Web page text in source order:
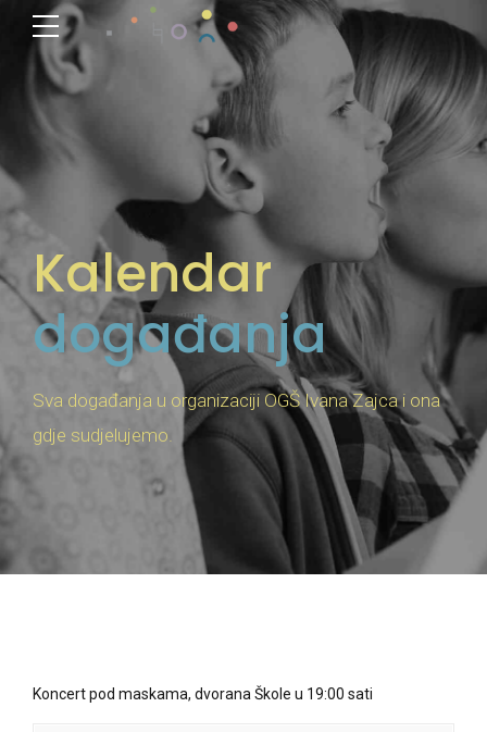
Kalendar
događanja
Sva događanja u organizaciji OGŠ Ivana Zajca i ona
gdje sudjelujemo.
Koncert pod maskama, dvorana Škole u 19:00 sati